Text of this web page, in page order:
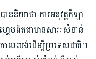
ាននិយាថា ការអនុវត្តកីឡា
គេមពិតជាមានសារៈសំខាន់
លះបង់ដើម្បីប្រទេសជាតិ។